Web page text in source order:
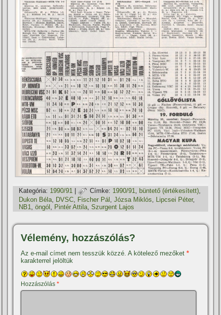
Kategória: 1990/91 | Címke: 1990/91, büntető (értékesí­tett),
Dukon Béla DVSC Fischer Pál ,Józsa Miklós Lipcsei Péter,
NB1
,öngól Pintér Attila ,Szurgent Lajos
Vélemény, hozzászólás?
Az e-mail címet nem tesszük közzé. A kötelező mezőket*
karakterrel jelöltük
Hozzászólás*